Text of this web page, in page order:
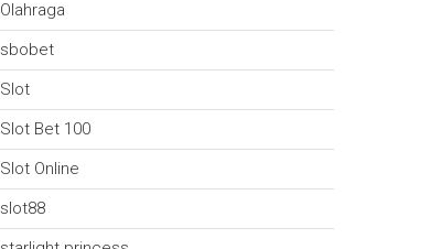
Olahraga
sbobet
Slot
Slot Bet 100
Slot Online
slot88